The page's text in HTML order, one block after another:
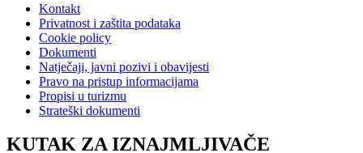
Kontakt
Privatnost i zaštita podataka
Cookie policy
Dokumenti
Natječaji, javni pozivi i obavijesti
Pravo na pristup informacijama
Propisi u turizmu
Strateški dokumenti
KUTAK ZA IZNAJMLJIVAČE